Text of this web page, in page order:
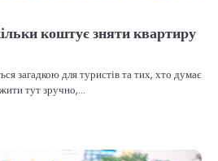
коштує зняти квартиру
загадкою для туристів та тих, хто думає
тут зручно,…